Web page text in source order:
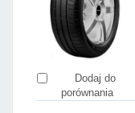
Dodaj do
porównania